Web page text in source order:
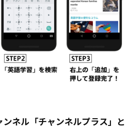
ネル「チャンネルプラス」と